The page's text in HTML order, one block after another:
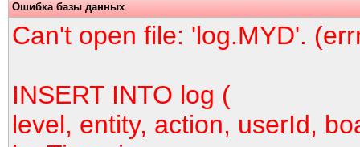
Ошибка базы данных
Can't open file: 'log.MYD'.
INSERT INTO log (
level, entity, action, userId,